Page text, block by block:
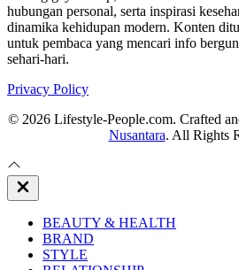
hubungan personal, serta inspirasi
dinamika kehidupan modern. Konten
untuk pembaca yang mencari info
sehari-hari.
Privacy Policy
© 2026 Lifestyle-People.com. Crafted
Nusantara. All Rights
Close
Off
BEAUTY & HEALTH
BRAND
STYLE